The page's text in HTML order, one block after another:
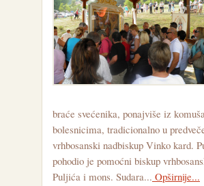
braće svećenika, ponajviše iz
bolesnicima, tradicionalno u
vrhbosanski nadbiskup Vinko kard.
pohodio je pomoćni biskup
Puljića i mons. Sudara... Opširnije...